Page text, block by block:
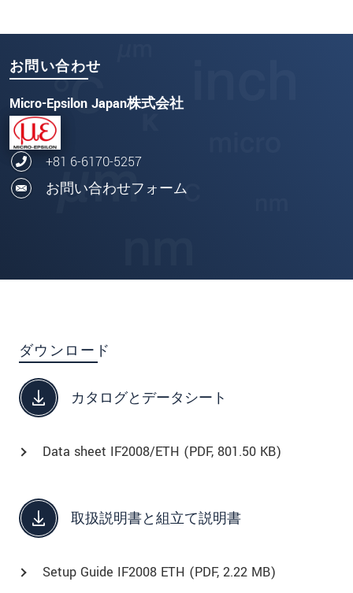
お問い合わせ
Micro-Epsilon Japan株式会社
+81 6-6170-5257
お問い合わせフォーム
ダウンロード
カタログとデータシート
Data sheet IF2008/ETH (PDF, 801.50 KB)
取扱説明書と組立て説明書
Setup Guide IF2008 ETH (PDF, 2.22 MB)